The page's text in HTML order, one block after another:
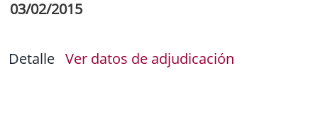
03/02/2015
Ver datos de adjudicación
Detalle